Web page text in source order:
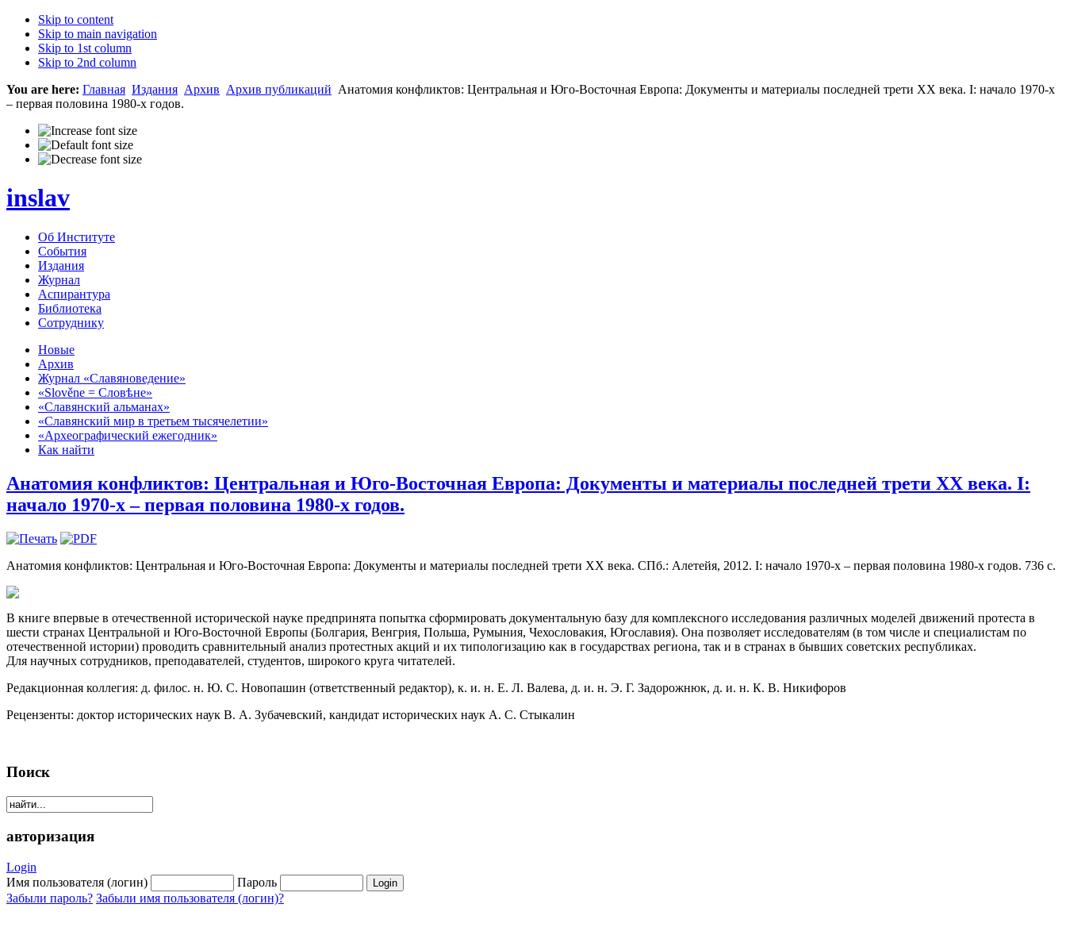
Skip to content
Skip to main navigation
Skip to 1st column
Skip to 2nd column
You are here: Главная Издания Архив Архив публикаций Анатомия конфликтов: Центральная и Юго-Восточная Европа: Документы и материалы последней трети XX века. I: начало 1970-х
– первая половина 1980-х годов.
inslav
Об Институте
События
Издания
Журнал
Аспирантура
Библиотека
Сотруднику
Новые
Архив
Журнал «Славяноведение»
«Slověne = Словѣне»
«Славянский альманах»
«Славянский мир в третьем тысячелетии»
«Археографический ежегодник»
Как найти
Анатомия конфликтов: Центральная и Юго-Восточная Европа: Документы и материалы последней трети XX века. I:
начало 1970-х – первая половина 1980-х годов.
Анатомия конфликтов: Центральная и Юго-Восточная Европа: Документы и материалы последней трети XX века. СПб.: Алетейя, 2012. I: начало 1970-х – первая половина 1980-х годов. 736 с.
В книге впервые в отечественной исторической науке предпринята попытка сформировать документальную базу для комплексного исследования различных моделей движений протеста в
шести странах Центральной и Юго-Восточной Европы (Болгария, Венгрия, Польша, Румыния, Чехословакия, Югославия). Она позволяет исследователям (в том числе и специалистам по
отечественной истории) проводить сравнительный анализ протестных акций и их типологизацию как в государствах региона, так и в странах в бывших советских республиках.
Для научных сотрудников, преподавателей, студентов, широкого круга читателей.
Редакционная коллегия: д. филос. н. Ю. С. Новопашин (ответственный редактор), к. и. н. Е. Л. Валева, д. и. н. Э. Г. Задорожнюк, д. и. н. К. В. Никифоров
Рецензенты: доктор исторических наук В. А. Зубачевский, кандидат исторических наук А. С. Стыкалин
Поиск
авторизация
Login
Имя пользователя (логин)
Пароль
Забыли пароль? Забыли имя пользователя (логин)?